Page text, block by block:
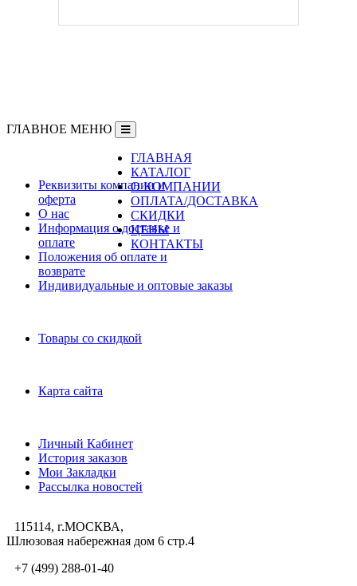
ГЛАВНОЕ МЕНЮ
ГЛАВНАЯ
КАТАЛОГ
О КОМПАНИИ
ОПЛАТА/ДОСТАВКА
СКИДКИ
ЦЕНЫ
КОНТАКТЫ
Реквизиты компании и
оферта
О нас
Информация о доставке и
оплате
Положения об оплате и
возврате
Индивидуальные и оптовые заказы
Товары со скидкой
Карта сайта
Личный Кабинет
История заказов
Мои Закладки
Рассылка новостей
115114, г.МОСКВА,
Шлюзовая набережная дом 6 стр.4
+7 (499) 288-01-40